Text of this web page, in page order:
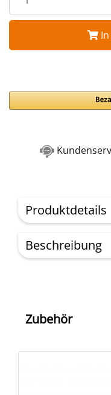
Produktdetails
Beschreibung
Zubehör